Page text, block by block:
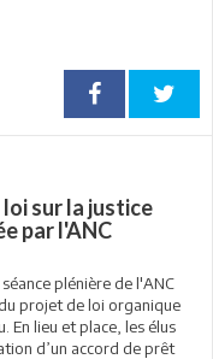
sur la justice
par l'ANC
plénière de l'ANC
projet de loi organique
En lieu et place, les élus
d’un accord de prêt